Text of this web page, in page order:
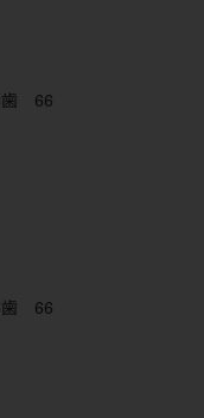
歯 66
歯 66